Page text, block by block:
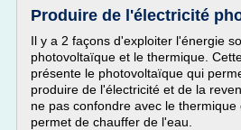
Produire de l'électricité
Il y a 2 façons d'exploiter l'énergie
photovoltaïque et le thermique.
présente le photovoltaïque qui
produire de l'électricité et de la
ne pas confondre avec le thermique
permet de chauffer de l'eau.